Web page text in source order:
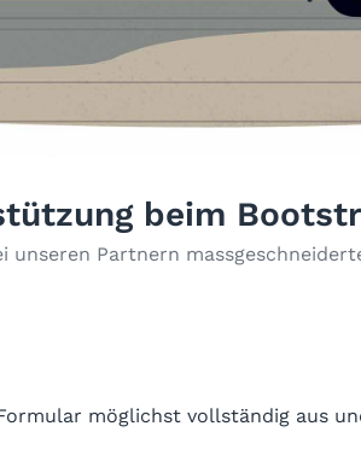
beim
unseren Partnern
möglichst vollständig aus